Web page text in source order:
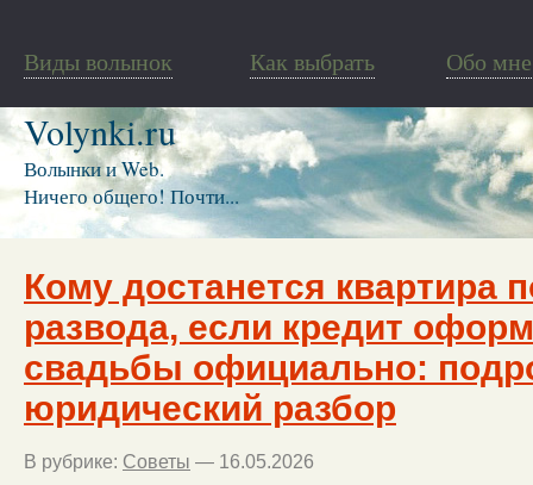
Виды волынок Как выбрать Обо мне
Volynki.ru
Волынки и Web.
Ничего общего! Почти...
Кому достанется квартира
развода, если кредит
свадьбы официально:
юридический разбор
В рубрике: Советы — 16.05.2026